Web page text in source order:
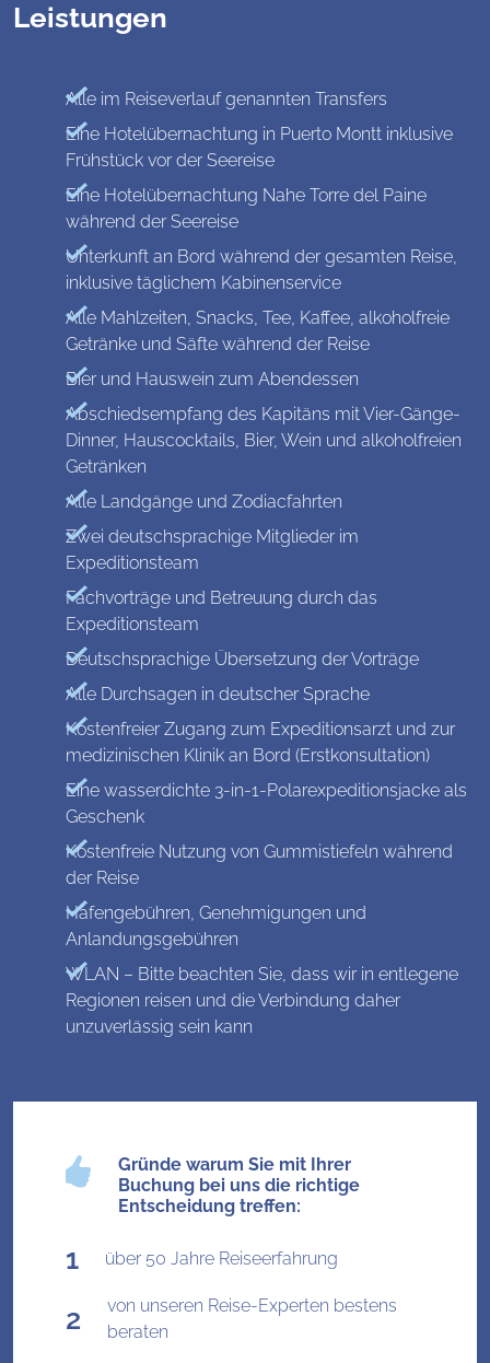
Leistungen
Alle im Reiseverlauf genannten Transfers
Eine Hotelübernachtung in Puerto Montt inklusive
Frühstück vor der Seereise
Eine Hotelübernachtung Nahe Torre del Paine
während der Seereise
Unterkunft an Bord während der gesamten Reise,
inklusive täglichem Kabinenservice
Alle Mahlzeiten, Snacks, Tee, Kaffee, alkoholfreie
Getränke und Säfte während der Reise
Bier und Hauswein zum Abendessen
Abschiedsempfang des Kapitäns mit Vier-Gänge-
Dinner, Hauscocktails, Bier, Wein und alkoholfreien
Getränken
Alle Landgänge und Zodiacfahrten
Zwei deutschsprachige Mitglieder im
Expeditionsteam
Fachvorträge und Betreuung durch das
Expeditionsteam
Deutschsprachige Übersetzung der Vorträge
Alle Durchsagen in deutscher Sprache
Kostenfreier Zugang zum Expeditionsarzt und zur
medizinischen Klinik an Bord (Erstkonsultation)
Eine wasserdichte 3-in-1-Polarexpeditionsjacke als
Geschenk
Kostenfreie Nutzung von Gummistiefeln während
der Reise
Hafengebühren, Genehmigungen und
Anlandungsgebühren
WLAN – Bitte beachten Sie, dass wir in entlegene
Regionen reisen und die Verbindung daher
unzuverlässig sein kann
Gründe warum Sie mit Ihrer
Buchung bei uns die richtige
Entscheidung treffen:
über 50 Jahre Reiseerfahrung
von unseren Reise-Experten bestens
beraten